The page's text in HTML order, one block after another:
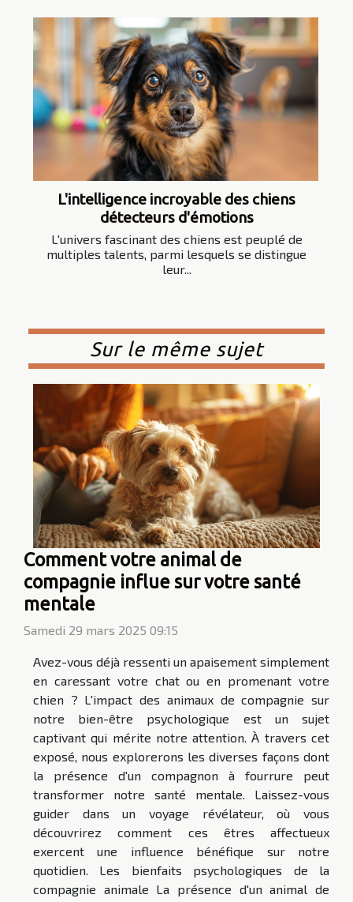
L'intelligence incroyable des chiens
détecteurs d'émotions
L'univers fascinant des chiens est peuplé de
multiples talents, parmi lesquels se distingue
leur...
Sur le même sujet
Comment votre animal de
compagnie influe sur votre santé
mentale
Samedi 29 mars 2025 09:15
Avez-vous déjà ressenti un apaisement simplement
en caressant votre chat ou en promenant votre
chien ? L'impact des animaux de compagnie sur
notre bien-être psychologique est un sujet
captivant qui mérite notre attention. À travers cet
exposé, nous explorerons les diverses façons dont
la présence d'un compagnon à fourrure peut
transformer notre santé mentale. Laissez-vous
guider dans un voyage révélateur, où vous
découvrirez comment ces êtres affectueux
exercent une influence bénéfique sur notre
quotidien. Les bienfaits psychologiques de la
compagnie animale La présence d'un animal de